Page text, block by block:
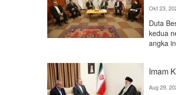
Okt 23,
Duta
kedua
angka
Imam
Aug 29,